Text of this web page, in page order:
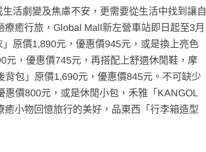
活劇變及焦慮不安，更需要從生活中找到讓自
癒行旅，Global Mall新左營車站即日起至3月
原價1,890元，優惠價945元，或是換上亮色
元，優惠價745元，再搭配上舒適休閒鞋，摩
包」原價1,690元，優惠價845元。不可缺少
價800元，或是休閒小包，禾雅「KANGOL
小物回憶旅行的美好，品東西「行李箱造型